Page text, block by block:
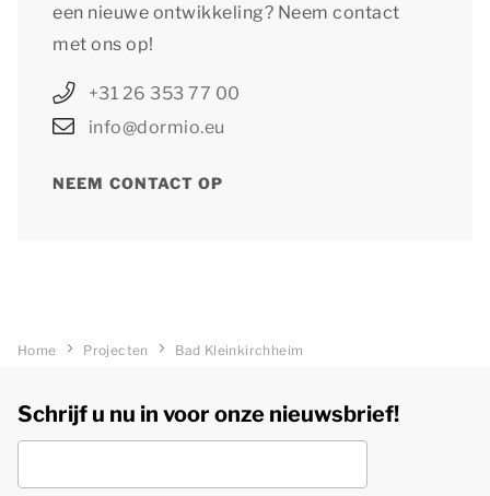
een nieuwe ontwikkeling? Neem contact
met ons op!
+31 26 353 77 00
info@dormio.eu
NEEM CONTACT OP
Home Projecten Bad Kleinkirchheim
Schrijf u nu in voor onze nieuwsbrief!